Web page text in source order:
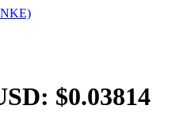
$0.03814